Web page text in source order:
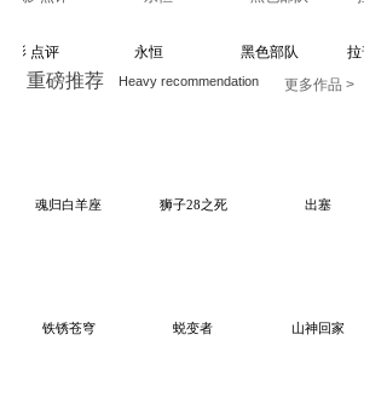
影 点评 永恒 黑色部队 拉普拉
重磅推荐 Heavy recommendation 更多作品 >
魂归白羊座 狮子28之死 出塞
铁锈苍穹 蜕变者 山神回家